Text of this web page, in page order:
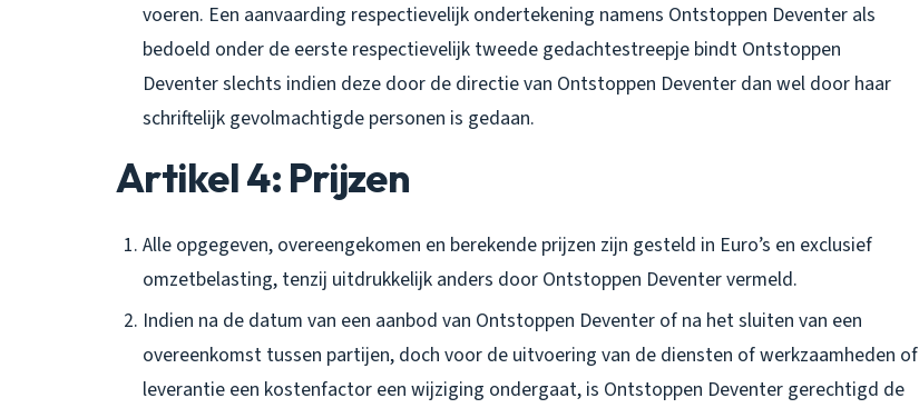
voeren. Een aanvaarding respectievelijk ondertekening namens Ontstoppen Deventer als
bedoeld onder de eerste respectievelijk tweede gedachtestreepje bindt Ontstoppen
Deventer slechts indien deze door de directie van Ontstoppen Deventer dan wel door haar
schriftelijk gevolmachtigde personen is gedaan.
Artikel 4: Prijzen
Alle opgegeven, overeengekomen en berekende prijzen zijn gesteld in Euro’s en exclusief
omzetbelasting, tenzij uitdrukkelijk anders door Ontstoppen Deventer vermeld.
Indien na de datum van een aanbod van Ontstoppen Deventer of na het sluiten van een
overeenkomst tussen partijen, doch voor de uitvoering van de diensten of werkzaamheden of
leverantie een kostenfactor een wijziging ondergaat, is Ontstoppen Deventer gerechtigd de